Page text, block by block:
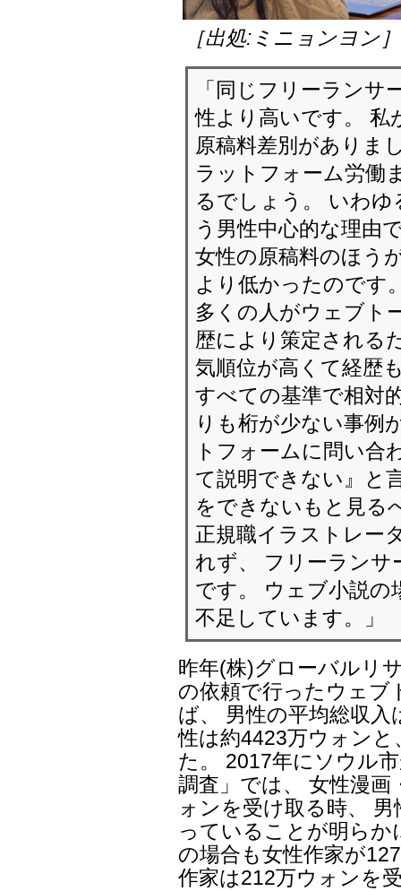
［出処:ミニョンヨン］
「同じフリーランサ
性より高いです。 私
原稿料差別がありま
ラットフォーム労働
るでしょう。 いわ
う男性中心的な理由
女性の原稿料のほう
より低かったのです
多くの人がウェブト
歴により策定される
気順位が高くて経歴
すべての基準で相対
りも桁が少ない事例
トフォームに問い合
て説明できない』と
をできないもと見る
正規職イラストレー
れず、 フリーランサ
です。 ウェブ小説の
不足しています。」
昨年(株)グローバルリ
の依頼で行ったウェブ
ば、 男性の平均総収
性は約4423万ウォン
た。 2017年にソウル
調査」では、 女性漫
ォンを受け取る時、
っていることが明ら
の場合も女性作家が
作家は212万ウォンを